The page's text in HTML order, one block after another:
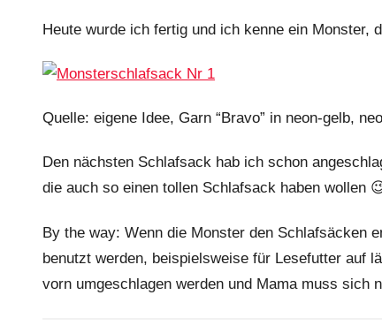
Heute wurde ich fertig und ich kenne ein Monster,
Quelle: eigene Idee, Garn “Bravo” in neon-gelb,
Den nächsten Schlafsack hab ich schon
die auch so einen tollen Schlafsack haben wollen
By the way: Wenn die Monster den Schlafsäcken
benutzt werden, beispielsweise für Lesefutter auf
vorn umgeschlagen werden und Mama muss sich